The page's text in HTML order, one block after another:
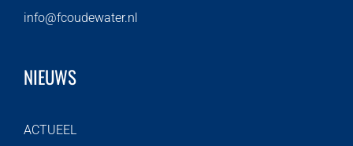
info@fcoudewater.nl
NIEUWS
ACTUEEL